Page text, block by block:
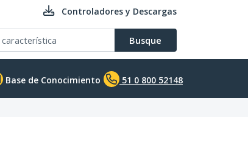
Controladores y Descargas
Busque
Base de Conocimiento 51 0 800 52148